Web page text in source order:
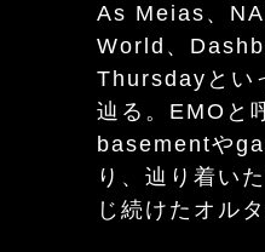
As Meias、
World、
Thursdayとい
辿る。EMOと
basementや
り、辿り着い
じ続けたオル